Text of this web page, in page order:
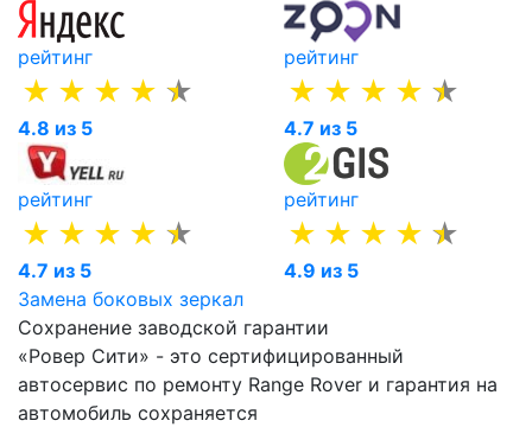
рейтинг
4.8 из 5
рейтинг
4.7 из 5
рейтинг
4.7 из 5
рейтинг
4.9 из 5
Замена боковых зеркал
Сохранение заводской гарантии
«Ровер Сити» - это сертифицированный
автосервис по ремонту Range Rover и гарантия на
автомобиль сохраняется